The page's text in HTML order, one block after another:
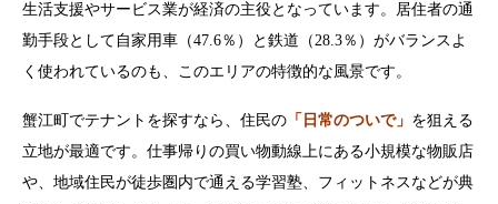
生活支援やサービス業が経済の主役となっています。居住者の通
勤手段として自家用車（47.6％）と鉄道（28.3％）がバランスよ
く使われているのも、このエリアの特徴的な風景です。
蟹江町でテナントを探すなら、住民の 「日常のついで」 を狙える
立地が最適です。仕事帰りの買い物動線上にある小規模な物販店
や、地域住民が徒歩圏内で通える学習塾、フィットネスなどが典